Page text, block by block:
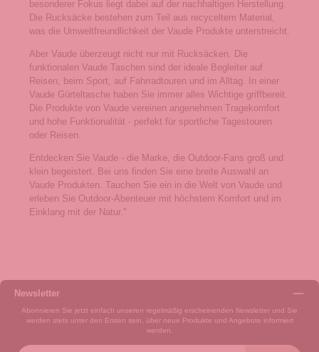
besonderer Fokus liegt dabei auf der nachhaltigen Herstellung.
Die Rucksäcke bestehen zum Teil aus recyceltem Material,
was die Umweltfreundlichkeit der Vaude Produkte unterstreicht.
Aber Vaude überzeugt nicht nur mit Rucksäcken. Die
funktionalen Vaude Taschen sind der ideale Begleiter auf
Reisen, beim Sport, auf Fahrradtouren und im Alltag. In einer
Vaude Gürteltasche haben Sie immer alles Wichtige griffbereit.
Die Produkte von Vaude vereinen angenehmen Tragekomfort
und hohe Funktionalität - perfekt für sportliche Tagestouren
oder Reisen.
Entdecken Sie Vaude - die Marke, die Outdoor-Fans groß und
klein begeistert. Bei uns finden Sie eine breite Auswahl an
Vaude Produkten. Tauchen Sie ein in die Welt von Vaude und
erleben Sie Outdoor-Abenteuer mit höchstem Komfort und im
Einklang mit der Natur."
Newsletter
Abonnieren Sie jetzt einfach unseren regelmäßig erscheinenden Newsletter und Sie
werden stets unter den Ersten sein, über neue Produkte und Angebote informiert
werden.